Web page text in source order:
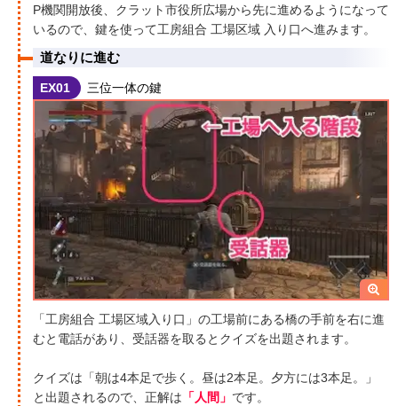
P機関開放後、クラット市役所広場から先に進めるようになって
いるので、鍵を使って工房組合 工場区域 入り口へ進みます。
道なりに進む
EX01 三位一体の鍵
「工房組合 工場区域入り口」の工場前にある橋の手前を右に進
むと電話があり、受話器を取るとクイズを出題されます。
クイズは「朝は4本足で歩く。昼は2本足。夕方には3本足。」
と出題されるので、正解は 「人間」 です。